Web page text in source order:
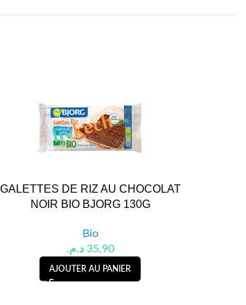
GALETTES DE RIZ AU CHOCOLAT
NOIR BIO BJORG 130G
Bio
35,90 د.م.
AJOUTER AU PANIER